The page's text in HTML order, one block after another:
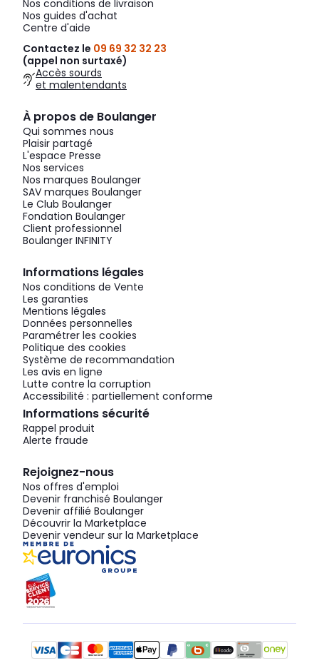
Nos conditions de livraison
Nos guides d'achat
Centre d'aide
Contactez le 09 69 32 32 23
(appel non surtaxé)
Accès sourds
et malentendants
À propos de Boulanger
Qui sommes nous
Plaisir partagé
L'espace Presse
Nos services
Nos marques Boulanger
SAV marques Boulanger
Le Club Boulanger
Fondation Boulanger
Client professionnel
Boulanger INFINITY
Informations légales
Nos conditions de Vente
Les garanties
Mentions légales
Données personnelles
Paramétrer les cookies
Politique des cookies
Système de recommandation
Les avis en ligne
Lutte contre la corruption
Accessibilité : partiellement conforme
Informations sécurité
Rappel produit
Alerte fraude
Rejoignez-nous
Nos offres d'emploi
Devenir franchisé Boulanger
Devenir affilié Boulanger
Découvrir la Marketplace
Devenir vendeur sur la Marketplace